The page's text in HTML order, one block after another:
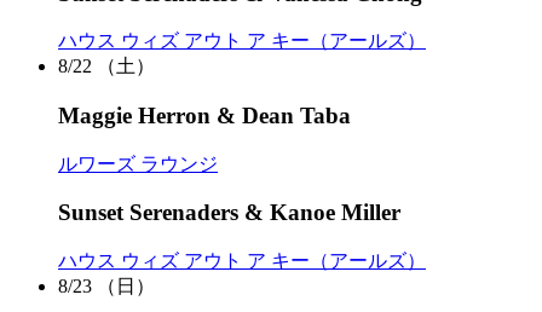
ハウス ウィズ アウト ア キー（アールズ）
8/22
（土）
Maggie Herron & Dean Taba
ルワーズ ラウンジ
Sunset Serenaders & Kanoe Miller
ハウス ウィズ アウト ア キー（アールズ）
8/23
（日）